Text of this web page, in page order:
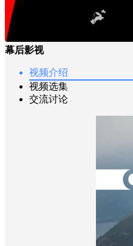
幕后影视
视频介绍
视频选集
交流讨论